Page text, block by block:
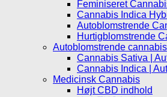
Feminiseret
Cannabis Indica
Autoblomstrende
Hurtigblomstrende
Autoblomstrende cannabis
Cannabis Sativa |
Cannabis Indica |
Medicinsk Cannabis
Højt CBD indhold